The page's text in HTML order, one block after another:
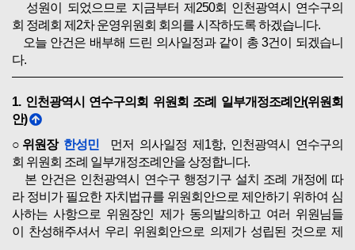
성원이 되었으므로 지금부터 제250회 인천광역시 연수구의
회 정례회 제2차 운영위원회 회의를 시작하도록 하겠습니다.
오늘 안건은 배부해 드린 의사일정과 같이 총 3건이 되겠습니
다.
1. 인천광역시 연수구의회 위원회 조례 일부개정조례안(위원회
안)
○위원장 한성민 먼저 의사일정 제1항, 인천광역시 연수구의
회 위원회 조례 일부개정조례안을 상정합니다.
본 안건은 인천광역시 연수구 행정기구 설치 조례 개정에 따
라 정비가 필요한 자치법규를 위원회안으로 제안하기 위하여 심
사하는 사항으로 위원장인 제가 동의발의하고 여러 위원님들
이 찬성해주셔서 우리 위원회안으로 의제가 성립된 것으로 제